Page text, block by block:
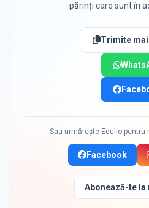
părinți care sunt în
Trimite
Sau urmărește Edulio
Facebook
Abonează-te la